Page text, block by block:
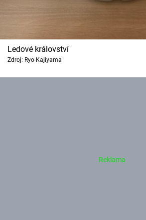
Ledové království
Zdroj: Ryo Kajiyama